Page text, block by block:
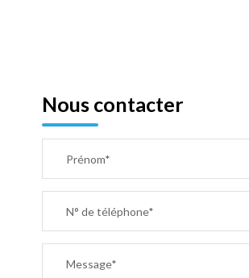
Nous contacter
Prénom*
N° de téléphone*
Message*